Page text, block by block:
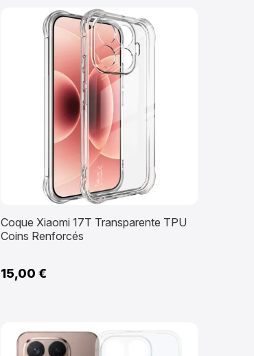
Coque Xiaomi 17T Transparente TPU
Coins Renforcés
15,00 €